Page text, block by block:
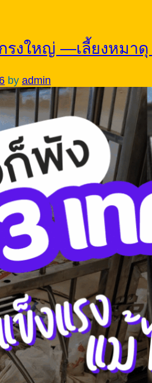
งใหญ่ —เลี้ยงหมาดุ
by admin